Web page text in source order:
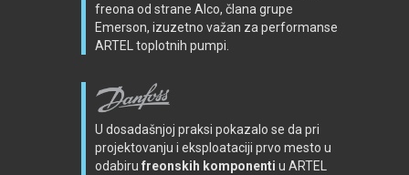
freona od strane Alco, člana grupe
Emerson, izuzetno važan za performanse
ARTEL toplotnih pumpi.
U dosadašnjoj praksi pokazalo se da pri
projektovanju i eksploataciji prvo mesto u
odabiru freonskih komponenti u ARTEL